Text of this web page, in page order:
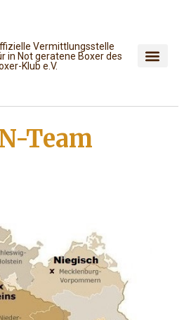
Vermittlungsstelle
in Not geratene Boxer des
Klub e.V.
Team